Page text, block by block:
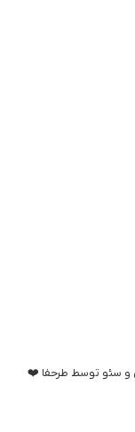
و سئو توسط طرحفا ❤️